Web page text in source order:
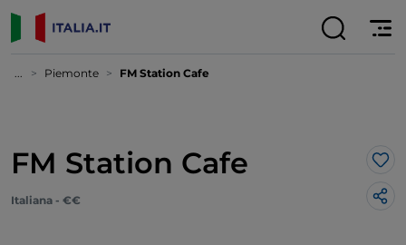
... Piemonte FM Station Cafe
FM Station Cafe
Italiana - €€